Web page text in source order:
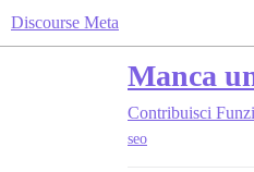
Discourse Meta
Manca
Contribuisci
seo